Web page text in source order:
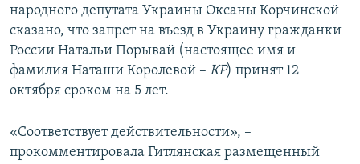
народного депутата Украины Оксаны Корчинской
сказано, что запрет на въезд в Украину гражданки
России Натальи Порывай (настоящее имя и
фамилия Наташи Королевой – КР) принят 12
октября сроком на 5 лет.
«Соответствует действительности», –
прокомментировала Гитлянская размещенный